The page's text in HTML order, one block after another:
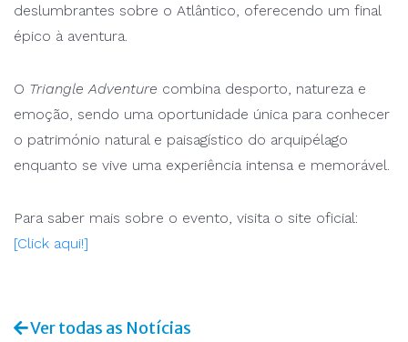
deslumbrantes sobre o Atlântico, oferecendo um final
épico à aventura.
O Triangle Adventure combina desporto, natureza e
emoção, sendo uma oportunidade única para conhecer
o património natural e paisagístico do arquipélago
enquanto se vive uma experiência intensa e memorável.
Para saber mais sobre o evento, visita o site oficial:
[Click aqui!]
Ver todas as Notícias